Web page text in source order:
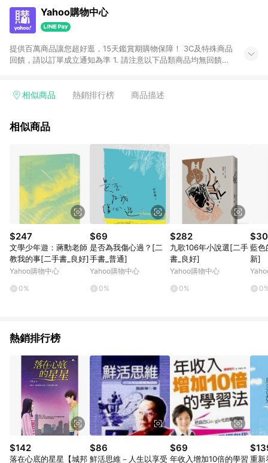
Yahoo購物中心
提供百萬商品讓您超好逛，15天鑑賞期購物保障！ 3C及特殊商品
回饋，請以訂單成立通知為準 1. 請注意以下品類商品均無回饋：
電玩/遊戲/相機/單眼/鏡頭/拍立得 [2024/6/1起適用] -內接硬
的購回饋活動享Yahoo超贈點回饋者 - 購物中心商店之商品：商
3. 訂單回饋金額將扣除運費/購物金/超贈點/福利金/紅利折抵/折
價券等虛擬貨幣折抵 4. 大宗採購或批發轉賣不具回饋資格： 如
有相關事證認定您為大宗採購、批發轉賣而非最終消費使用者，
相關認定以Yahoo購物中心之認定為準
相似商品 熱銷排行榜 商品描述
相似商品
$247
文學少年遊：蔣勳老師
教我的事[二手書_良好]
Yahoo購物中心
0%
$69
是否為我傷心過？[二
手書_普通]
Yahoo購物中心
0%
$282
九歌106年小說選[二手
書_良好]
Yahoo購物中心
0%
藍色
新]
熱銷排行榜
$142
落在心底的星星【城邦
$86
鮮活思維－人生以享受
$69
年收入增加10倍的學習 重新